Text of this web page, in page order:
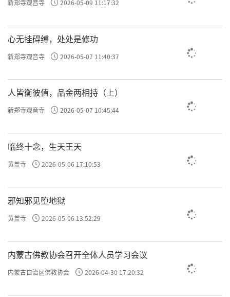
有关。可以用「四大」去分析、观察自己的身体：
是向上的。如果向下，都是属于阴、浊，相对不是
太好。
感觉像白云、棉花从后背生起，好似坐在空中一
样。这大概是身体的气在向上走，当然这依然是一
种感觉而已。
不要以为自己真的飘起来、会飞了，也不要被吓
坏。我们一定要善解这些到底是怎么回事。
新郑寺观音寺 2026-05-09 11:17:32
心无挂碍缚，处处是修功
新郑寺观音寺 2026-05-07 11:40:37
人皆衡彼值，品金两相持（上）
新郑寺观音寺 2026-05-07 10:45:44
临终十念，生天王天
黄盖寺 2026-05-06 17:10:53
邪知邪见堕地狱
黄盖寺 2026-05-06 13:52:29
内蒙古佛教协会召开全体人员学习会议
内蒙古自治区佛教协会 2026-04-30 17:20:32